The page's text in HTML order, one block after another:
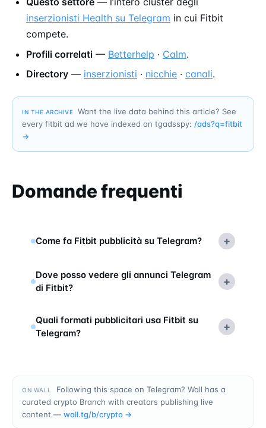
inserzionisti Health su Telegram in cui Fitbit
compete.
Profili correlati — Betterhelp · Calm.
Directory — inserzionisti · nicchie · canali.
IN THE ARCHIVE
Want the live data behind this article? See
every fitbit ad we have indexed on tgadsspy: /ads?q=fitbit
→
Domande frequenti
Come fa Fitbit pubblicità su Telegram? +
Dove posso vedere gli annunci Telegram
di Fitbit?
+
Quali formati pubblicitari usa Fitbit su
Telegram?
+
ON WALL
Following this space on Telegram? Wall has a
curated crypto Branch with creators publishing live
content — wall.tg/b/crypto →